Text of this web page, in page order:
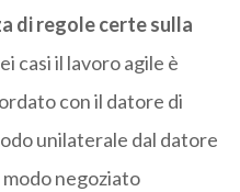
di regole certe sulla
casi il lavoro agile è
con il datore di
unilaterale dal datore
modo negoziato